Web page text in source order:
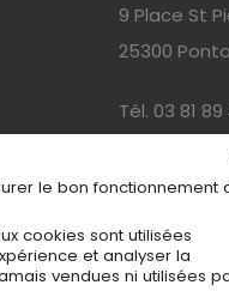
le bon fonctionnement
cookies sont utilisées
et analyser la
vendues ni utilisées
9 Place St
25300
Tél. 03 81 89